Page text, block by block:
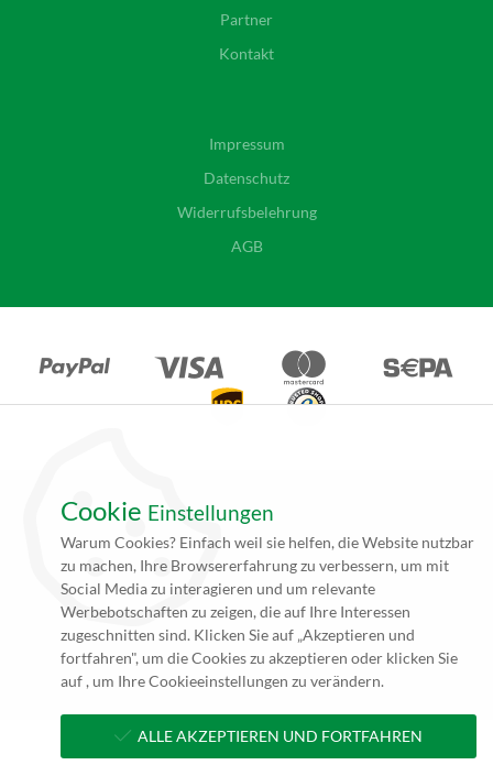
Partner
Kontakt
Impressum
Datenschutz
Widerrufsbelehrung
AGB
*Alle Angebote auf unseren Seiten gelten ausschließlich für
Gewerbetreibende. Alle Preisangaben auf unseren Seiten verstehen
sich daher (rein netto, zzgl. 19% MwSt.) und Versandkosten. Falls
nicht angegeben beträgt die Lieferzeit innerhalb Deutschlands ca. 4
bis 5 Werktage (5 bis 10 Werktage per Spedition) nach
Zahlungseingang und Erhalt der druckfertigen Daten.
**zzgl. Versandkosten
Cookie Einstellungen
Warum Cookies? Einfach weil sie helfen, die Website nutzbar
zu machen, Ihre Browsererfahrung zu verbessern, um mit
Social Media zu interagieren und um relevante
Werbebotschaften zu zeigen, die auf Ihre Interessen
zugeschnitten sind. Klicken Sie auf „Akzeptieren und
fortfahren", um die Cookies zu akzeptieren oder klicken Sie
auf , um Ihre Cookieeinstellungen zu verändern.
ALLE AKZEPTIEREN UND FORTFAHREN